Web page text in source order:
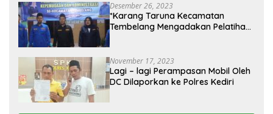
Desember 26, 2023
*Karang Taruna Kecamatan
Tembelang Mengadakan Pelatihan
November 17, 2023
Lagi – lagi Perampasan Mobil Oleh
DC Dilaporkan ke Polres Kediri